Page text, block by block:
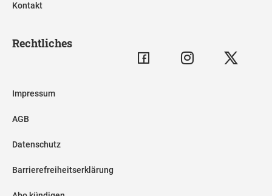
Kontakt
Rechtliches
Impressum
AGB
Datenschutz
Barrierefreiheitserklärung